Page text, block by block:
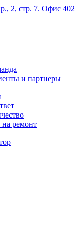
2, стр. 7. Офис 402
и партнеры
ремонт